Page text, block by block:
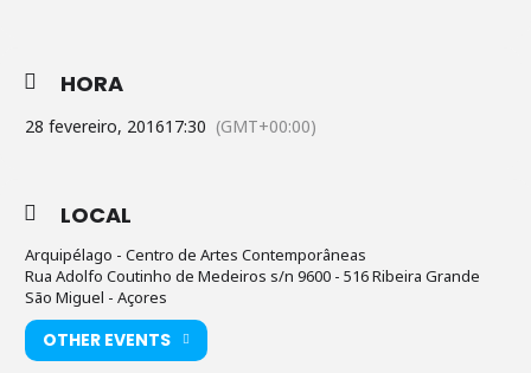
HORA
28 fevereiro, 201617:30 (GMT+00:00)
LOCAL
Arquipélago - Centro de Artes Contemporâneas
Rua Adolfo Coutinho de Medeiros s/n 9600 - 516 Ribeira Grande
São Miguel - Açores
OTHER EVENTS